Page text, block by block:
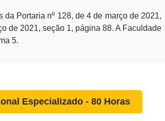
da Portaria nº 128, de 4 de março de 2021,
de 2021, seção 1, página 88. A Faculdade
5.
Especializado - 80 Horas